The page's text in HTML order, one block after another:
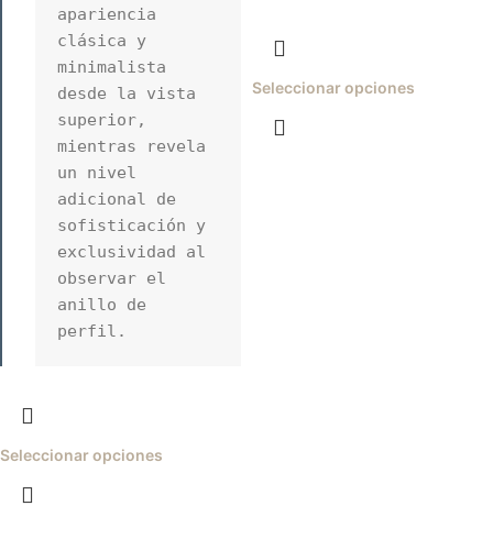
apariencia
clásica y
minimalista
desde la vista
superior,
mientras revela
un nivel
adicional de
sofisticación y
exclusividad al
observar el
anillo de
perfil.
Seleccionar opciones
Seleccionar opciones